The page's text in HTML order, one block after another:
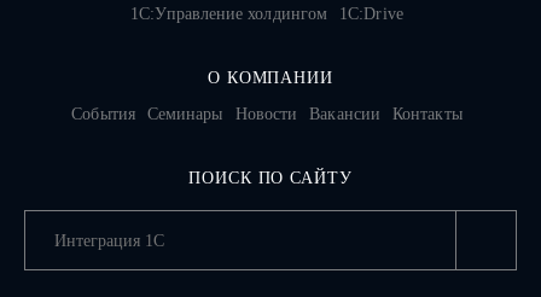
1С:Управление холдингом 1C:Drive
О КОМПАНИИ
События
Семинары Новости Вакансии Контакты
ПОИСК ПО САЙТУ